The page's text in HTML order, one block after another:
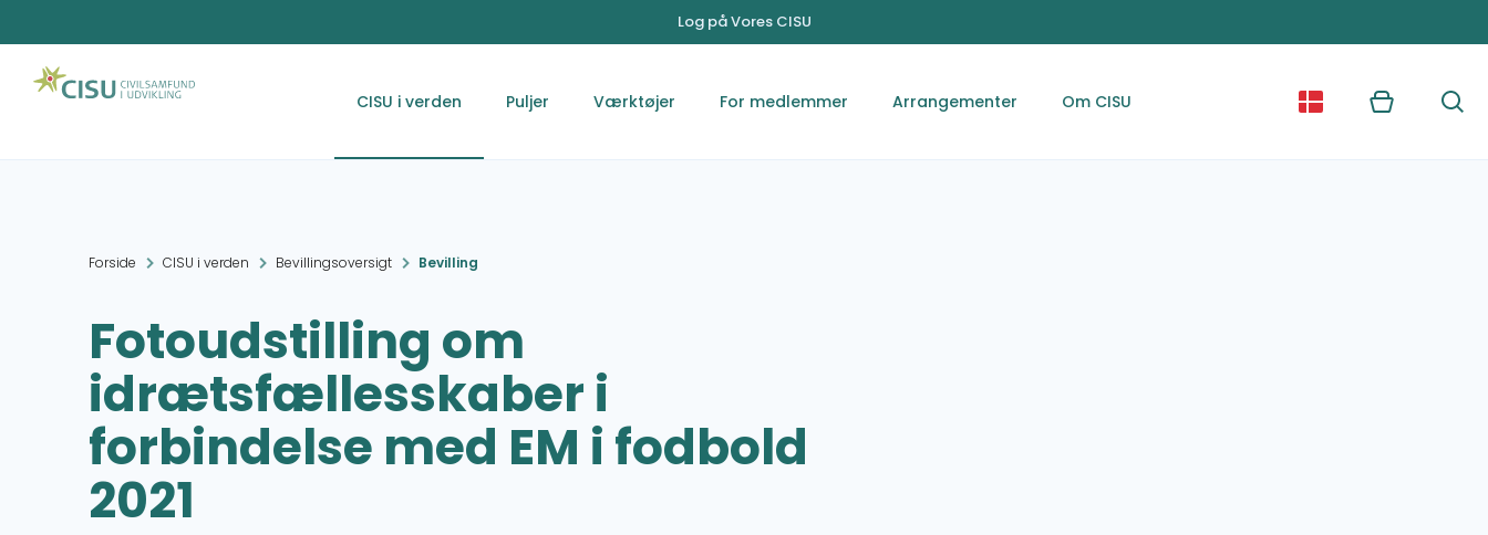
Log på Vores CISU
CISU i verden Puljer Værktøjer For medlemmer Arrangementer Om CISU Kurv Søg
Forside CISU i verden Bevillingsoversigt Bevilling
Fotoudstilling om
idrætsfællesskaber i
forbindelse med EM i fodbold
2021